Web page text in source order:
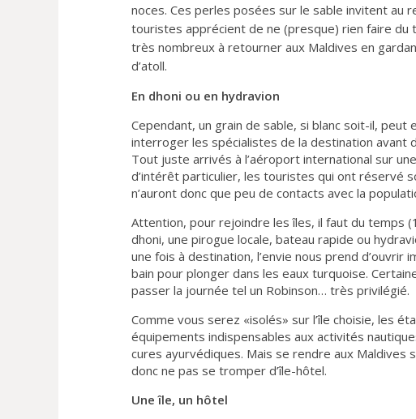
noces. Ces perles posées sur le sable invitent au
touristes apprécient de ne (presque) rien faire du
très nombreux à retourner aux Maldives en
d’atoll.
En dhoni ou en hydravion
Cependant, un grain de sable, si blanc soit-il, peut
interroger les spécialistes de la destination
Tout juste arrivés à l’aéroport international sur
d’intérêt particulier, les touristes qui ont réservé
n’auront donc que peu de contacts avec la
Attention, pour rejoindre les îles, il faut du temps
dhoni, une pirogue locale, bateau rapide ou
une fois à destination, l’envie nous prend
bain pour plonger dans les eaux turquoise.
passer la journée tel un Robinson… très privilégié.
Comme vous serez «isolés» sur l’île choisie, les
équipements indispensables aux activités
cures ayurvédiques. Mais se rendre aux
donc ne pas se tromper d’île-hôtel.
Une île, un hôtel